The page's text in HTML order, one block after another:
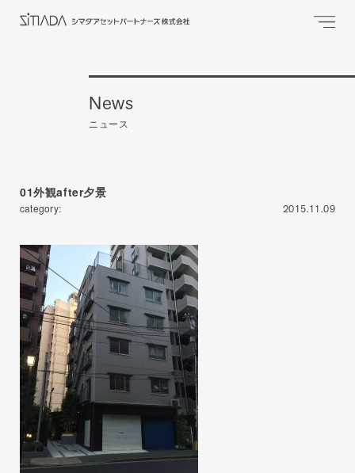
News
ニュース
01外観after夕景
category: 2015.11.09